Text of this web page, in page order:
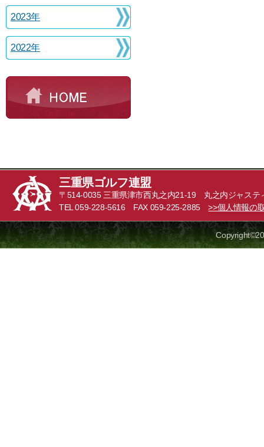
2023年
2022年
三重県ゴルフ連盟
〒514-0035 三重県津市西丸之内21-19 丸之内ジャステ
TEL 059-228-5616 FAX 059-225-2885>>個人情報の